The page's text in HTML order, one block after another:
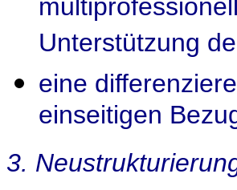
Unterstützung
eine
einseitigen
3.